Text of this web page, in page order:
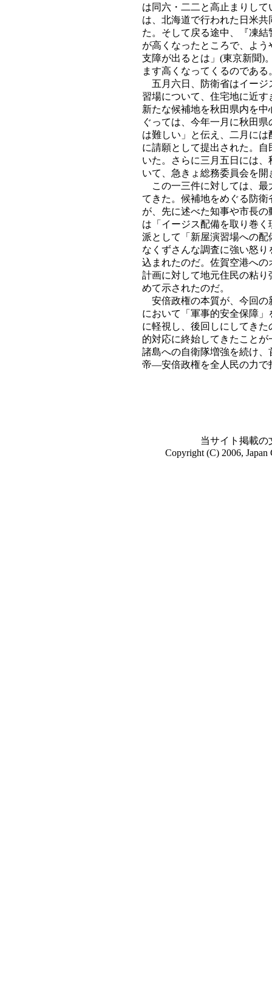
は同六・二二と高止まりし
は、北海道で行われた日米
た。そして戻る途中、『凍
が高くなったところで、よ
支障が出るとは」(東京新聞)
ます高くなってくるのである
五月六日、防衛省はイージ
習場について、住宅地に近
新たな候補地を秋田県内を
ぐっては、今年一月に秋田
は難しい」と伝え、二月に
に請願として提出された。
いた。さらに三月五日には
いて、急きょ総務委員会を開
この一三件に対しては、最
てきた。候補地をめぐる防
が、先に述べた知事や市長
は「イージス配備を取り巻
派として「新屋演習場への
なくずさんな調査に強い怒
込まれたのだ。佐賀空港へ
計画に対して地元住民の粘
めて示されたのだ。
安倍政権の本質が、今回の
において「軍事的安全保障
に軽視し、後回しにしてき
的対応に終始してきたこと
諸島への自衛隊増強を続け
帝―安倍政権を全人民の力で
当サイト掲載の
Copyright (C) 2006, Japan